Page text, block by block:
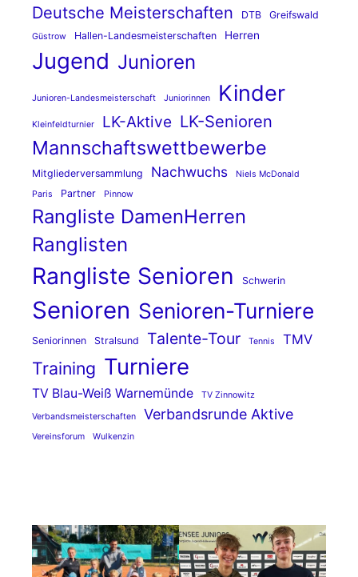
Deutsche Meisterschaften DTB Greifswald
Güstrow Hallen-Landesmeisterschaften Herren
Jugend Junioren
Junioren-Landesmeisterschaft Juniorinnen Kinder
Kleinfeldturnier LK-Aktive LK-Senioren
Mannschaftswettbewerbe
Mitgliederversammlung Nachwuchs
Niels McDonald
Paris
Partner Pinnow
Rangliste DamenHerren
Ranglisten
Rangliste Senioren Schwerin
Senioren Senioren-Turniere
Seniorinnen Stralsund Talente-Tour Tennis TMV
Training Turniere
TV Blau-Weiß Warnemünde TV Zinnowitz
Verbandsmeisterschaften Verbandsrunde Aktive
Vereinsforum Wulkenzin